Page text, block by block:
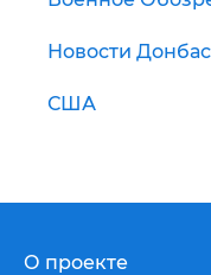
Новости
США
О проекте